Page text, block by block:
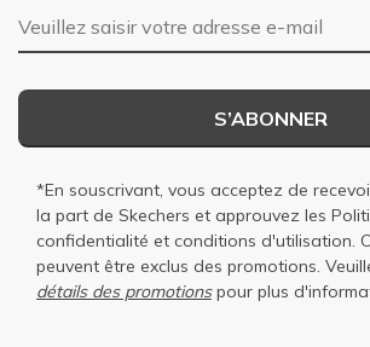
Adresse e-mail
S’ABONNER
*En souscrivant, vous acceptez de
la part de Skechers et approuvez les
confidentialité et conditions d'utilisation.
peuvent être exclus des promotions.
détails des promotionspour plus